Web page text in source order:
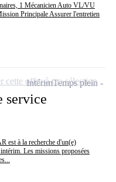
1 Mécanicien Auto VL/VU
Principale Assurer l'entretien
service
à la recherche d'un(e)
Les missions proposées
IntérimTemps plein
cette offre à ma sélection